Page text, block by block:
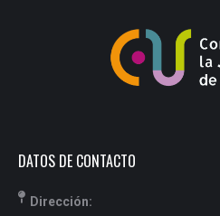
DATOS DE CONTACTO
Dirección: